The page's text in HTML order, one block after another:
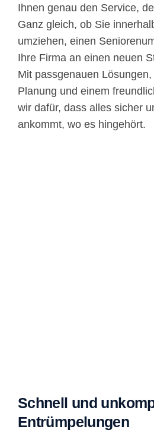
Ihnen genau den Service,
Ganz gleich, ob Sie
umziehen, einen
Ihre Firma an einen neuen
Mit passgenauen
Planung und einem
wir dafür, dass alles sicher
ankommt, wo es hingehört.
Schnell und
Entrümpelungen